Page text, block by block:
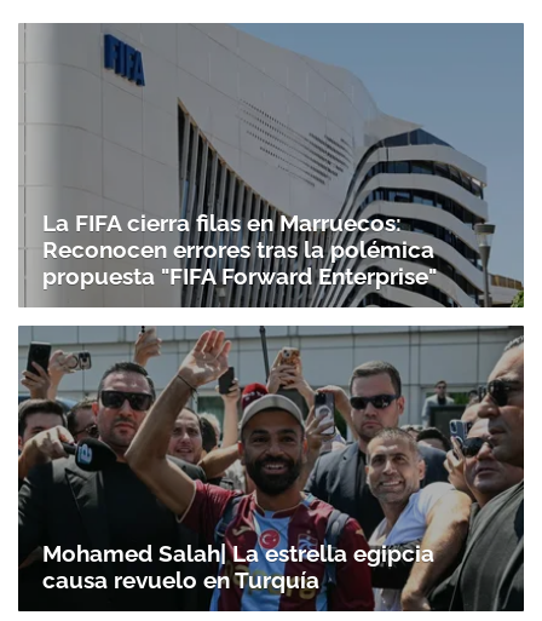
La FIFA cierra filas en Marruecos:
Reconocen errores tras la polémica
propuesta "FIFA Forward Enterprise"
Mohamed Salah| La estrella egipcia
causa revuelo en Turquía